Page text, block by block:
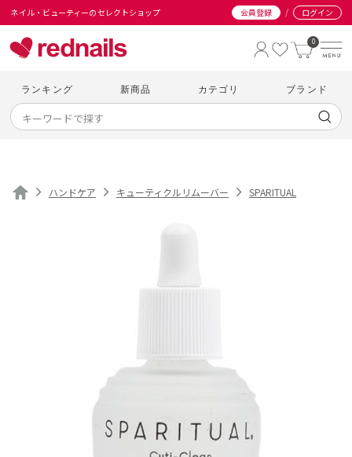
ネイル・ビューティーのセレクトショップ 会員登録 / ログイン
0
ランキング 新商品 カテゴリ ブランド
ハンドケア キューティクルリムーバー SPARITUAL